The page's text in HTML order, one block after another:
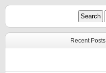
Recent Posts